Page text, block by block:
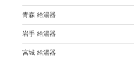
青森 給湯器
岩手 給湯器
宮城 給湯器